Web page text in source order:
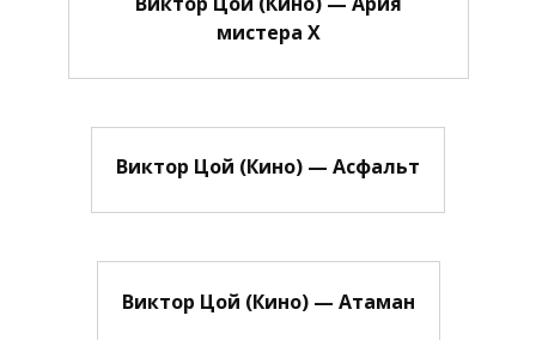
мистера Х
Виктор Цой (Кино) — Асфальт
Виктор Цой (Кино) — Атаман